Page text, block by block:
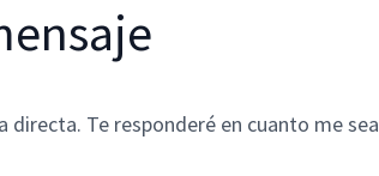
Te responderé en cuanto me sea